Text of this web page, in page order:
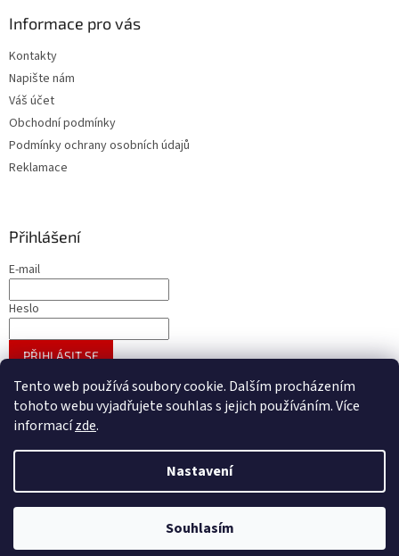
Tento web používá soubory cookie. Dalším procházením
tohoto webu vyjadřujete souhlas s jejich používáním. Více
informacízde.
Nastavení
Souhlasím
Informace pro vás
Kontakty
Napište nám
Váš účet
Obchodní podmínky
Podmínky ochrany osobních údajů
Reklamace
Přihlášení
E-mail
Heslo
PŘIHLÁSIT SE
Nová registraceZapomenuté heslo
Copyright 2026A - GROSS velkoobchod galanterie. Všechna
práva vyhrazena.